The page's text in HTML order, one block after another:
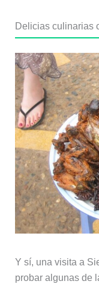
Delicias culinarias
Y sí, una visita a
probar algunas de